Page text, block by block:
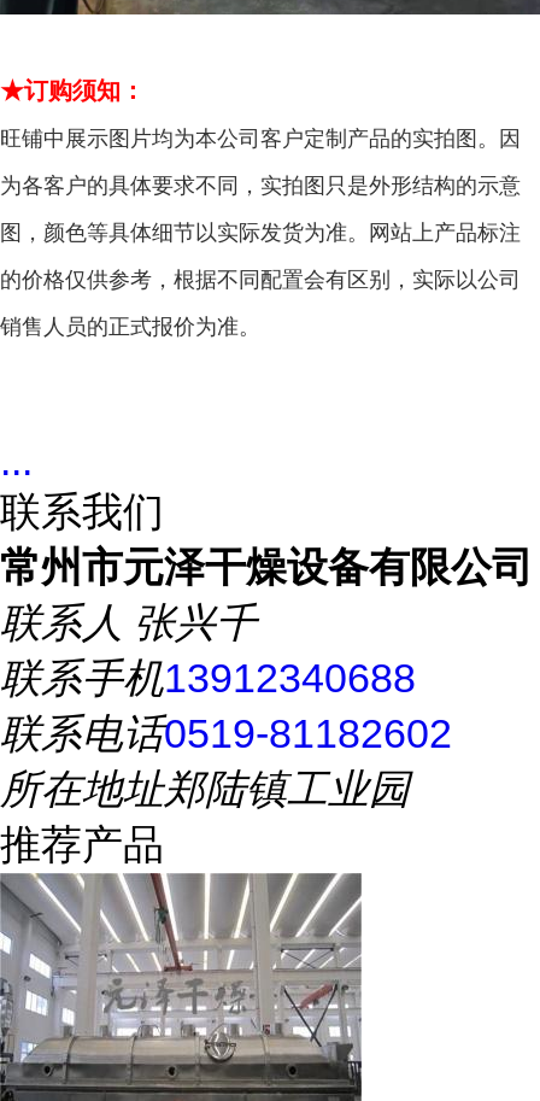
★订购须知：
旺铺中展示图片均为本公司客户定制产品的实拍图。因
为各客户的具体要求不同，实拍图只是外形结构的示意
图，颜色等具体细节以实际发货为准。网站上产品标注
的价格仅供参考，根据不同配置会有区别，实际以公司
销售人员的正式报价为准。
...
联系我们
常州市元泽干燥设备有限公司
联系人 张兴千
联系手机13912340688
联系电话0519-81182602
所在地址郑陆镇工业园
推荐产品